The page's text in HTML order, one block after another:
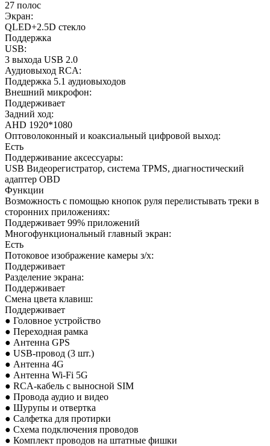
27 полос
Экран:
QLED+2.5D стекло
Поддержка
USB:
3 выхода USB 2.0
Аудиовыход RCA:
Поддержка 5.1 аудиовыходов
Внешний микрофон:
Поддерживает
Задний ход:
AHD 1920*1080
Оптоволоконный и коаксиальный цифровой выход:
Есть
Поддерживание аксессуары:
USB Видеорегистратор, система TPMS, диагностический
адаптер OBD
Функции
Возможность с помощью кнопок руля перелистывать треки в
сторонних приложениях:
Поддерживает 99% приложений
Многофункциональный главный экран:
Есть
Потоковое изображение камеры з/х:
Поддерживает
Разделение экрана:
Поддерживает
Смена цвета клавиш:
Поддерживает
● Головное устройство
● Переходная рамка
● Антенна GPS
● USB-провод (3 шт.)
● Антенна 4G
● Антенна Wi-Fi 5G
● RCA-кабель с выносной SIM
● Провода аудио и видео
● Шурупы и отвертка
● Салфетка для протирки
● Схема подключения проводов
● Комплект проводов на штатные фишки